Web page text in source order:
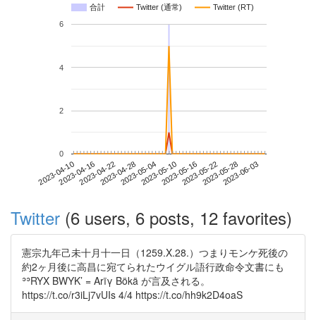
合計 Twitter (通常) Twitter (RT)
2023-04-102023-04-162023-04-222023-04-282023-05-042023-05-102023-05-162023-05-222023-05-282023-06-03
0
2
4
6
Twitter (6 users, 6 posts, 12 favorites)
憲宗九年己未十月十一日（1259.X.28.）つまりモンケ死後の
約2ヶ月後に高昌に宛てられたウイグル語行政命令文書にも
ʾʾRYX BWYK’ = Arïγ Bökä が言及される。
https://t.co/r3iLj7vUIs 4/4 https://t.co/hh9k2D4oaS